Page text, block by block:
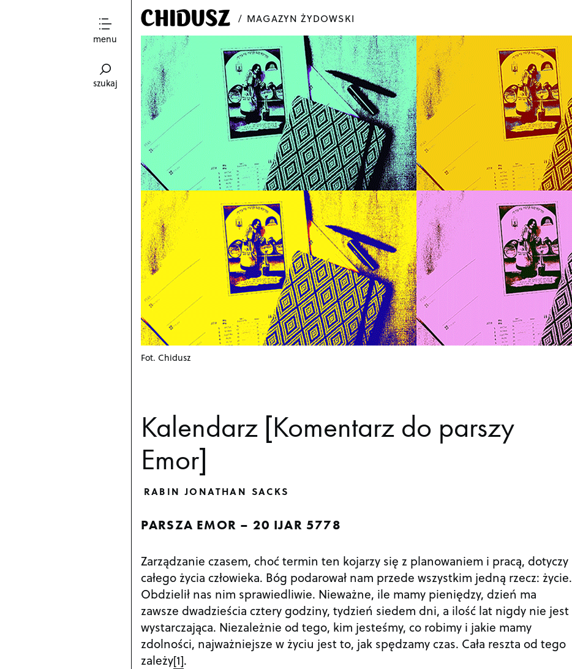
menu
szukaj
MAGAZYN ŻYDOWSKI
Fot. Chidusz
Kalendarz [Komentarz do parszy
Emor]
RABIN JONATHAN SACKS
PARSZA EMOR – 20 IJAR 5778
Zarządzanie czasem, choć termin ten kojarzy się z planowaniem i pracą, dotyczy
całego życia człowieka. Bóg podarował nam przede wszystkim jedną rzecz: życie.
Obdzielił nas nim sprawiedliwie. Nieważne, ile mamy pieniędzy, dzień ma
zawsze dwadzieścia cztery godziny, tydzień siedem dni, a ilość lat nigdy nie jest
wystarczająca. Niezależnie od tego, kim jesteśmy, co robimy i jakie mamy
zdolności, najważniejsze w życiu jest to, jak spędzamy czas. Cała reszta od tego
zależy[1].